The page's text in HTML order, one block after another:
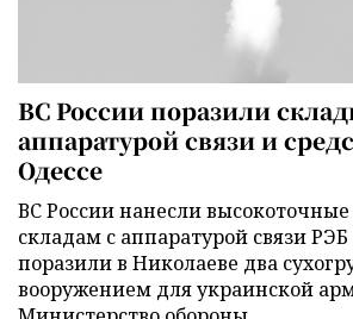
ВС России поразили
аппаратурой связи и
Одессе
ВС России нанесли
складам с аппаратурой связи
поразили в Николаеве два
вооружением для украинской